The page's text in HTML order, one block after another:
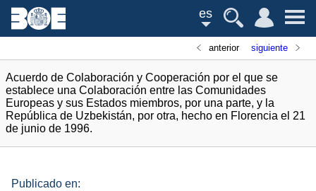
es
anterior siguiente
Acuerdo de Colaboración y Cooperación por el que se
establece una Colaboración entre las Comunidades
Europeas y sus Estados miembros, por una parte, y la
República de Uzbekistán, por otra, hecho en Florencia el 21
de junio de 1996.
Publicado en: